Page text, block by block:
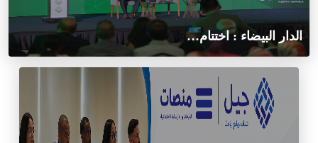
الدار البيضاء : اختتام…